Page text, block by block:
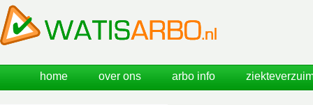
home over ons arbo info